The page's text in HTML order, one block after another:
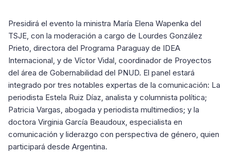
Presidirá el evento la ministra María Elena Wapenka del
TSJE, con la moderación a cargo de Lourdes González
Prieto, directora del Programa Paraguay de IDEA
Internacional, y de Víctor Vidal, coordinador de Proyectos
del área de Gobernabilidad del PNUD. El panel estará
integrado por tres notables expertas de la comunicación: La
periodista Estela Ruiz Díaz, analista y columnista política;
Patricia Vargas, abogada y periodista multimedios; y la
doctora Virginia García Beaudoux, especialista en
comunicación y liderazgo con perspectiva de género, quien
participará desde Argentina.